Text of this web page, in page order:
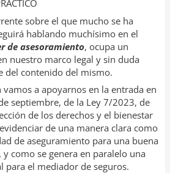
sobre el que mucho se ha
hablando muchísimo en el
de asesoramiento, ocupa un
nuestro marco legal y sin duda
del contenido del mismo.
vamos a apoyarnos en la entrada en
septiembre, de la Ley 7/2023, de
de los derechos y el bienestar
de una manera clara como
de aseguramiento para una buena
como se genera en paralelo una
para el mediador de seguros.